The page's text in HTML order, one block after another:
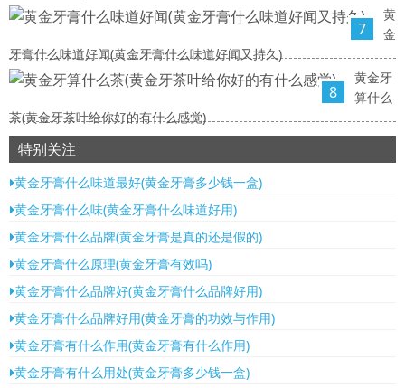
7
黄
金
牙膏什么味道好闻(黄金牙膏什么味道好闻又持久)
8
黄金牙
算什么
茶(黄金牙茶叶给你好的有什么感觉)
特别关注
黄金牙膏什么味道最好(黄金牙膏多少钱一盒)
黄金牙膏什么味(黄金牙膏什么味道好用)
黄金牙膏什么品牌(黄金牙膏是真的还是假的)
黄金牙膏什么原理(黄金牙膏有效吗)
黄金牙膏什么品牌好(黄金牙膏什么品牌好用)
黄金牙膏什么品牌好用(黄金牙膏的功效与作用)
黄金牙膏有什么作用(黄金牙膏有什么作用)
黄金牙膏有什么用处(黄金牙膏多少钱一盒)